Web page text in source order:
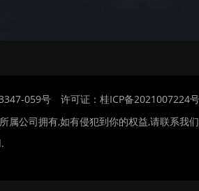
059号
许可证：桂ICP备2021007224号
属公司拥有,如有侵犯到你的权益,请联系我们